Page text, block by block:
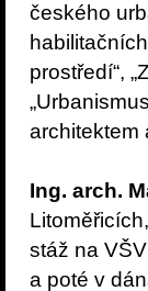
českého
prostředí“,
architektem
Ing. arch.
stáž na
a poté v